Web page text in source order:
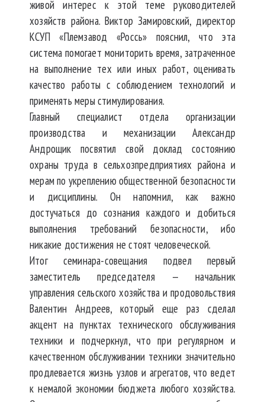
живой интерес к этой теме руководителей
хозяйств района. Виктор Замировский, директор
КСУП «Племзавод «Россь» пояснил, что эта
система помогает мониторить время, затраченное
на выполнение тех или иных работ, оценивать
качество работы с соблюдением технологий и
применять меры стимулирования.
Главный специалист отдела организации
производства и механизации Александр
Андрощик посвятил свой доклад состоянию
охраны труда в сельхозпредприятиях района и
мерам по укреплению общественной безопасности
и дисциплины. Он напомнил, как важно
достучаться до сознания каждого и добиться
выполнения требований безопасности, ибо
никакие достижения не стоят человеческой.
Итог семинара-совещания подвел первый
заместитель председателя — начальник
управления сельского хозяйства и продовольствия
Валентин Андреев, который еще раз сделал
акцент на пунктах технического обслуживания
техники и подчеркнул, что при регулярном и
качественном обслуживании техники значительно
продлевается жизнь узлов и агрегатов, что ведет
к немалой экономии бюджета любого хозяйства.